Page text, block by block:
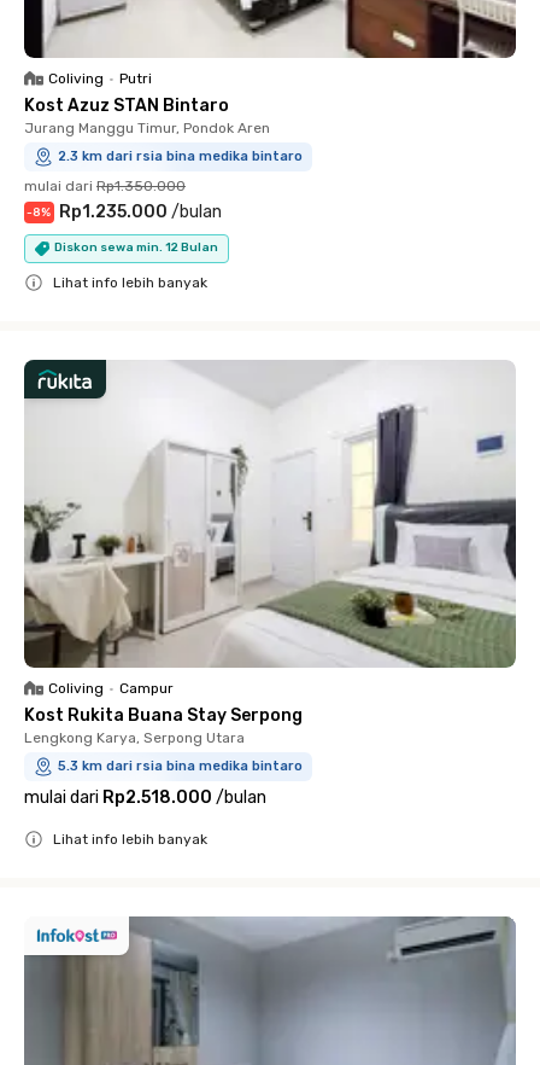
Coliving • Putri
Kost Azuz STAN Bintaro
Jurang Manggu Timur, Pondok Aren
2.3 km dari rsia bina medika bintaro
mulai dari Rp1.350.000
-8% Rp1.235.000 /bulan
Diskon sewa min. 12 Bulan
Lihat info lebih banyak
Coliving • Campur
Kost Rukita Buana Stay Serpong
Lengkong Karya, Serpong Utara
5.3 km dari rsia bina medika bintaro
mulai dari Rp2.518.000 /bulan
Lihat info lebih banyak